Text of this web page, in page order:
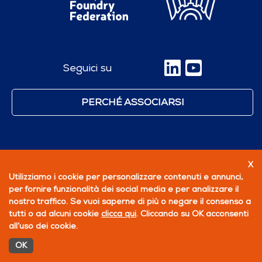
Seguici su
PERCHÉ ASSOCIARSI
X
Utilizziamo i cookie per personalizzare contenuti e annunci,
per fornire funzionalità dei social media e per analizzare il
nostro traffico. Se vuoi saperne di più o negare il consenso a
tutti o ad alcuni cookie clicca qui. Cliccando su OK acconsenti
all’uso dei cookie.
OK